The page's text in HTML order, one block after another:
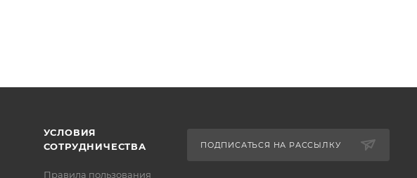
УСЛОВИЯ
СОТРУДНИЧЕСТВА
Правила пользования
ПОДПИСАТЬСЯ НА РАССЫЛКУ